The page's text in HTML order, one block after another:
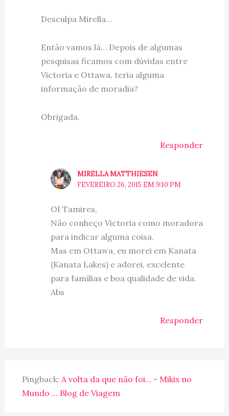
Desculpa Mirella…
Então vamos lá… Depois de algumas
pesquisas ficamos com dúvidas entre
Victoria e Ottawa, teria alguma
informação de moradia?
Obrigada.
Responder
MIRELLA MATTHIESEN
FEVEREIRO 26, 2015 EM 9:10 PM
OI Tamires,
Não conheço Victoria como moradora
para indicar alguma coisa.
Mas em Ottawa, eu morei em Kanata
(Kanata Lakes) e adorei, excelente
para famílias e boa qualidade de vida.
Abs
Responder
Pingback: A volta da que não foi... - Mikix no
Mundo ... Blog de Viagem